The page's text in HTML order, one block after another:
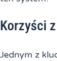
Korzyści
Jednym z